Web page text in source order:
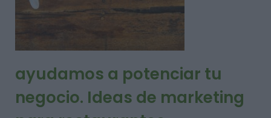
ayudamos a potenciar tu
negocio. Ideas de marketing